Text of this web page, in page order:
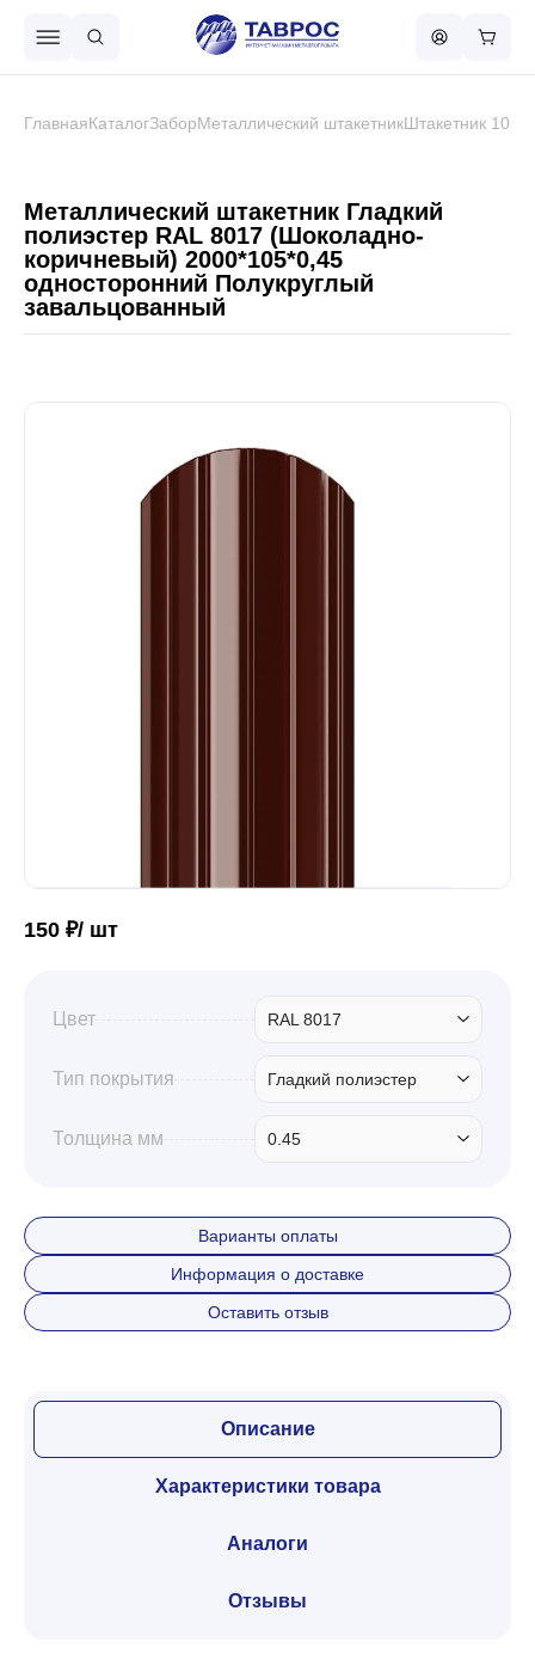
Металлочерепица
Дача и сад
Другие товары
ГлавнаяКаталогЗаборМеталлический штакетникШтакетник 105
Металлический штакетник Гладкий
полиэстер RAL 8017 (Шоколадно-
коричневый) 2000*105*0,45
односторонний Полукруглый
завальцованный
150 ₽/ шт
Цвет RAL 8017
Тип покрытия Гладкий полиэстер
Толщина мм 0.45
Варианты оплаты
Информация о доставке
Оставить отзыв
Описание
Характеристики товара
Аналоги
Отзывы